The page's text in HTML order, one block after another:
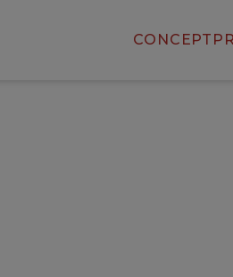
CONCEPT